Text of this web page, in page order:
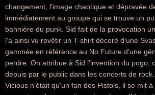
changement, l'image chaotique et dépravée
immédiatement au groupe qui se trouve un
bannière du punk. Sid fait de la provocation
l'a ainsi vu revêtir un T-shirt décoré d'une
gammée en référence au No Future d'une
perdre. On attribue à Sid l'invention du pogo,
depuis par le public dans les concerts de
Vicious n'était qu'un fan des Pistols, il se mit